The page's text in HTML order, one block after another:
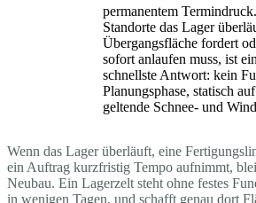
permanentem
Standorte das Lager
Übergangsfläche fordert
sofort anlaufen muss, ist
schnellste Antwort: kein
Planungsphase, statisch
geltende Schnee- und
Wenn das Lager überläuft, eine
ein Auftrag kurzfristig Tempo aufnimmt,
Neubau. Ein Lagerzelt steht ohne festes
in wenigen Tagen, und schafft genau dort